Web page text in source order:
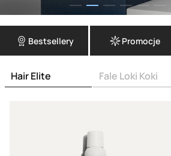
Bestsellery Promocje
Hair Elite Fale Loki Koki